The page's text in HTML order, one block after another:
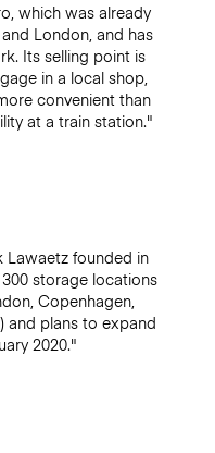
which was already
London, and has
Its selling point is
in a local shop,
convenient than
at a train station."
Lawaetz founded in
storage locations
Copenhagen,
and plans to expand
2020."